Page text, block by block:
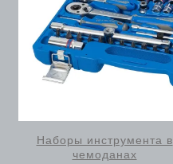
Наборы инструмента в
чемоданах